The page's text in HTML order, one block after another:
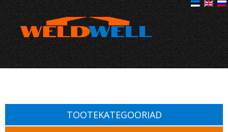
TOOTEKATEGOORIAD